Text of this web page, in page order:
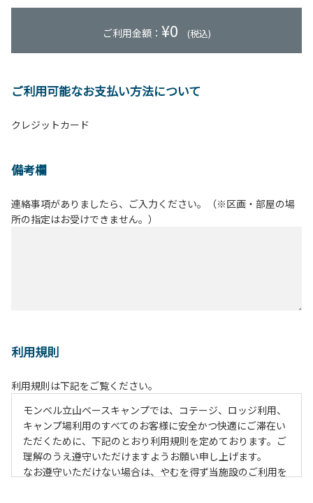
ご利用金額： ¥0 (税込)
ご利用可能なお支払い方法について
クレジットカード
備考欄
連絡事項がありましたら、ご入力ください。（※区画・部屋の場
所の指定はお受けできません。）
利用規則
利用規則は下記をご覧ください。
モンベル立山ベースキャンプでは、コテージ、ロッジ利用、
キャンプ場利用のすべてのお客様に安全かつ快適にご滞在い
ただくために、下記のとおり利用規則を定めております。ご
理解のうえ遵守いただけますようお願い申し上げます。
なお遵守いただけない場合は、やむを得ず当施設のご利用を